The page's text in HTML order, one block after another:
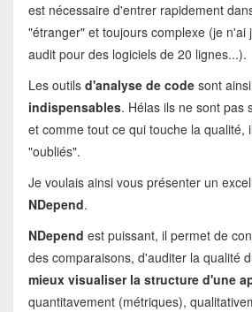
est nécessaire d'entrer rapidement
"étranger" et toujours complexe (je n'ai
audit pour des logiciels de 20 lignes...).
Les outils d'analyse de codesont
indispensables. Hélas ils ne sont pas
et comme tout ce qui touche la qualité,
"oubliés".
Je voulais ainsi vous présenter un
NDepend.
NDepend est puissant, il permet de
des comparaisons, d'auditer la qualité
mieux visualiser la structure d'une
quantitavement (métriques),